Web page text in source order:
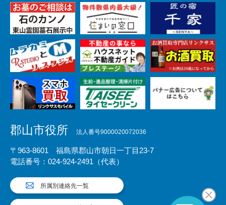
郡山市役所 法人番号9000020072036
〒963-8601 福島県郡山市朝日一丁目23-7
電話番号：024-924-2491（代表）
所属別連絡先一覧